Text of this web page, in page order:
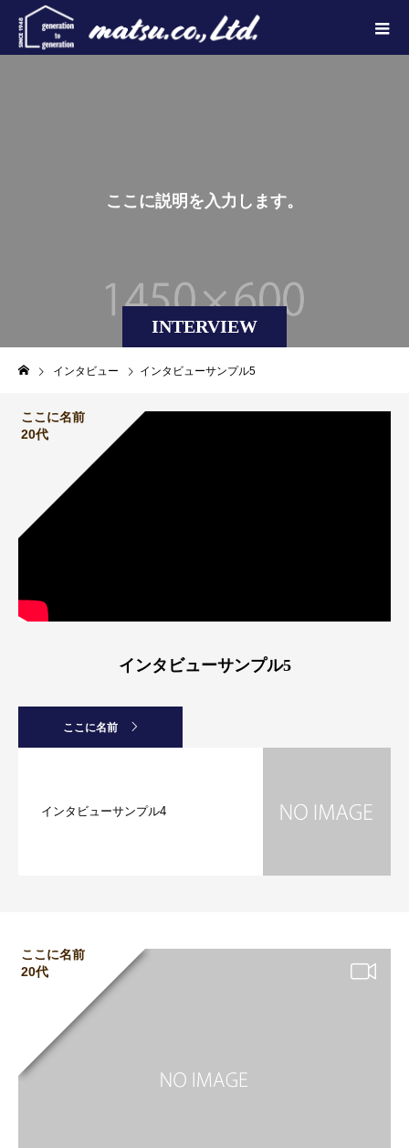
INTERVIEW
こ こ に説明 を 入 力 し ま す。
インタビュー インタビューサンプル5
ここに名前
20代
インタビューサンプル5
ここに名前
インタビューサンプル4
ここに名前
20代